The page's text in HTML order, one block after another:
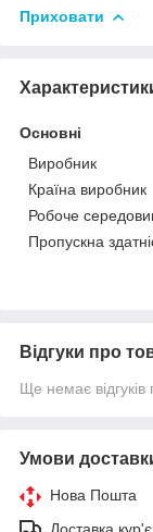
Приховати
Основні
Виробник
Країна виробник
Робоче
Пропускна
Відгуки про
Ще немає
Умови
Нова Пошта
Доставка